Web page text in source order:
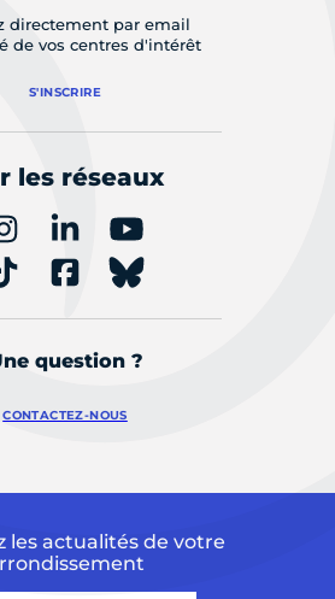
directement par email
de vos centres d'intérêt
S'INSCRIRE
les réseaux
question ?
CONTACTEZ-NOUS
les actualités de votre